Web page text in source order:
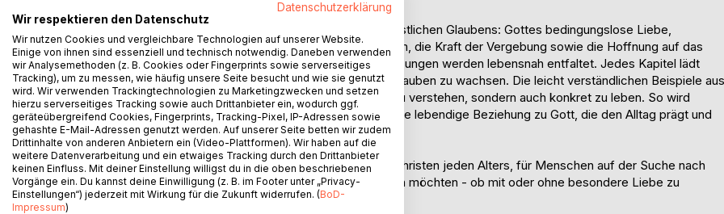
Im Mittelpunkt stehen die grundlegenden Lehren des christlichen Glaubens: Gottes bedingungslose Liebe,
Dankbarkeit, Treue und Fürsorge, Vertrauen und Gehorsam, die Kraft der Vergebung sowie die Hoffnung auf das
ewige Leben. Zahlreiche Bibelverse und biblische Verheißungen werden lebensnah entfaltet. Jedes Kapitel lädt
dazu ein, Gottes Wesen besser kennenzulernen und im Glauben zu wachsen. Die leicht verständlichen Beispiele aus
dem Alltag helfen dabei, geistliche Wahrheiten nicht nur zu verstehen, sondern auch konkret zu leben. So wird
deutlich: Christlicher Glaube ist keine Theorie, sondern eine lebendige Beziehung zu Gott, die den Alltag prägt und
verändert.
Eine warmherzige und zugleich tiefgehende Lektüre für Christen jeden Alters, für Menschen auf der Suche nach
Gott und für alle, die biblische Lehre lebensnah entdecken möchten - ob mit oder ohne besondere Liebe zu
Hunden.
Datenschutzerklärung
Wir respektieren den Datenschutz
Wir nutzen Cookies und vergleichbare Technologien auf unserer Website.
Einige von ihnen sind essenziell und technisch notwendig. Daneben verwenden
wir Analysemethoden (z. B. Cookies oder Fingerprints sowie serverseitiges
Tracking), um zu messen, wie häufig unsere Seite besucht und wie sie genutzt
wird. Wir verwenden Trackingtechnologien zu Marketingzwecken und setzen
hierzu serverseitiges Tracking sowie auch Drittanbieter ein, wodurch ggf.
geräteübergreifend Cookies, Fingerprints, Tracking-Pixel, IP-Adressen sowie
gehashte E-Mail-Adressen genutzt werden. Auf unserer Seite betten wir zudem
Drittinhalte von anderen Anbietern ein (Video-Plattformen). Wir haben auf die
weitere Datenverarbeitung und ein etwaiges Tracking durch den Drittanbieter
keinen Einfluss. Mit deiner Einstellung willigst du in die oben beschriebenen
Vorgänge ein. Du kannst deine Einwilligung (z. B. im Footer unter „Privacy-
Einstellungen“) jederzeit mit Wirkung für die Zukunft widerrufen. (BoD-
Impressum)